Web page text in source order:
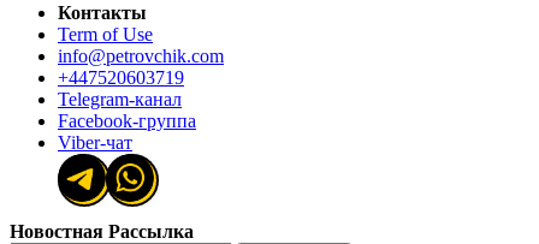
Контакты
Term of Use
info@petrovchik.com
+447520603719
Telegram-канал
Facebook-группа
Viber-чат
Новостная Рассылка